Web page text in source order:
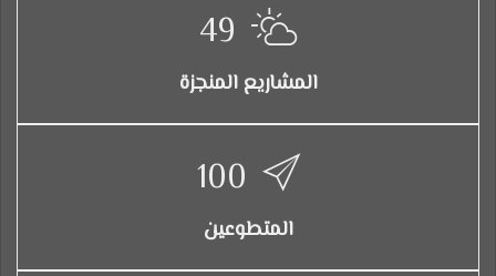
49
المشاريع المنجزة
100
المتطوعين